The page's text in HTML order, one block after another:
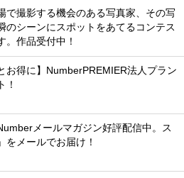
で撮影する機会のある写真家、その写
のシーンにスポットをあてるコンテス
。作品受付中！
お得に】NumberPREMIER法人プラン
！
メールマガジン好評配信中。ス
をメールでお届け！